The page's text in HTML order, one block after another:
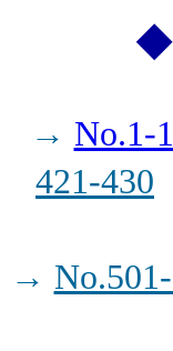
◆
→ No.1-
421-430
→